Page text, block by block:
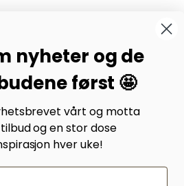
forumet vårt på Facebook og
teststrikkere, samt 31.000
deler erfaringer, bilder og
nyheter og de
først 🤩
vårt og motta
og en stor dose
hver uke!